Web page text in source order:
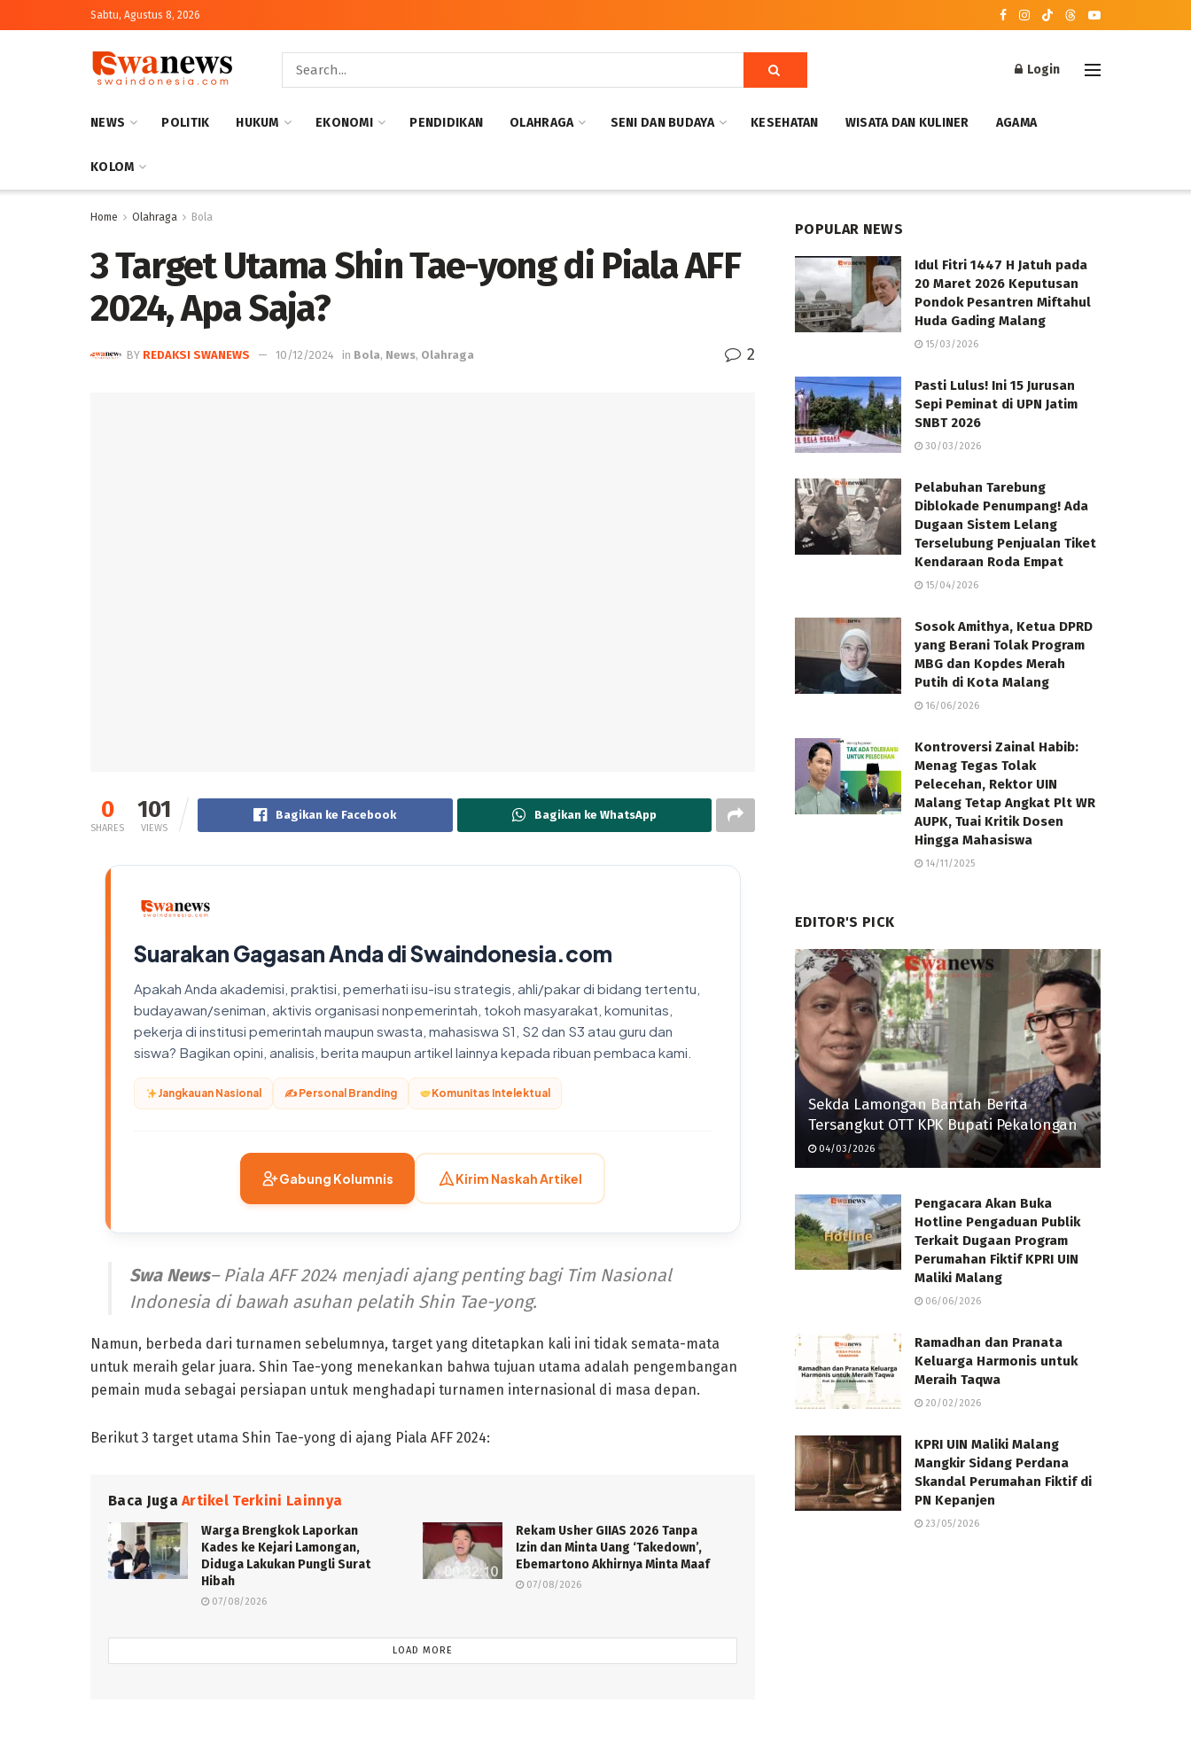
Sabtu, Agustus 8, 2026
Login
NEWS POLITIK HUKUM EKONOMI PENDIDIKAN OLAHRAGA SENI DAN BUDAYA KESEHATAN WISATA DAN KULINER AGAMA
KOLOM
Home Olahraga Bola
3 Target Utama Shin Tae-yong di Piala AFF
2024, Apa Saja?
BY REDAKSI SWANEWS 10/12/2024 in Bola, News, Olahraga 2
0
SHARES
101
VIEWS
Bagikan ke Facebook Bagikan ke WhatsApp
Suarakan Gagasan Anda di Swaindonesia.com
Apakah Anda akademisi, praktisi, pemerhati isu-isu strategis, ahli/pakar di bidang tertentu,
budayawan/seniman, aktivis organisasi nonpemerintah, tokoh masyarakat, komunitas,
pekerja di institusi pemerintah maupun swasta, mahasiswa S1, S2 dan S3 atau guru dan
siswa? Bagikan opini, analisis, berita maupun artikel lainnya kepada ribuan pembaca kami.
Jangkauan Nasional ✍️ Personal Branding Komunitas Intelektual
Gabung Kolumnis Kirim Naskah Artikel
Swa News– Piala AFF 2024 menjadi ajang penting bagi Tim Nasional
Indonesia di bawah asuhan pelatih Shin Tae-yong.
Namun, berbeda dari turnamen sebelumnya, target yang ditetapkan kali ini tidak semata-mata
untuk meraih gelar juara. Shin Tae-yong menekankan bahwa tujuan utama adalah pengembangan
pemain muda sebagai persiapan untuk menghadapi turnamen internasional di masa depan.
Berikut 3 target utama Shin Tae-yong di ajang Piala AFF 2024:
Baca Juga Artikel Terkini Lainnya
Warga Brengkok Laporkan
Kades ke Kejari Lamongan,
Diduga Lakukan Pungli Surat
Hibah
07/08/2026
Rekam Usher GIIAS 2026 Tanpa
Izin dan Minta Uang ‘Takedown’,
Ebemartono Akhirnya Minta Maaf
07/08/2026
LOAD MORE
POPULAR NEWS
Idul Fitri 1447 H Jatuh pada
20 Maret 2026 Keputusan
Pondok Pesantren Miftahul
Huda Gading Malang
15/03/2026
Pasti Lulus! Ini 15 Jurusan
Sepi Peminat di UPN Jatim
SNBT 2026
30/03/2026
Pelabuhan Tarebung
Diblokade Penumpang! Ada
Dugaan Sistem Lelang
Terselubung Penjualan Tiket
Kendaraan Roda Empat
15/04/2026
Sosok Amithya, Ketua DPRD
yang Berani Tolak Program
MBG dan Kopdes Merah
Putih di Kota Malang
16/06/2026
Kontroversi Zainal Habib:
Menag Tegas Tolak
Pelecehan, Rektor UIN
Malang Tetap Angkat Plt WR
AUPK, Tuai Kritik Dosen
Hingga Mahasiswa
14/11/2025
EDITOR'S PICK
Sekda Lamongan Bantah Berita
Tersangkut OTT KPK Bupati Pekalongan
04/03/2026
Pengacara Akan Buka
Hotline Pengaduan Publik
Terkait Dugaan Program
Perumahan Fiktif KPRI UIN
Maliki Malang
06/06/2026
Ramadhan dan Pranata
Keluarga Harmonis untuk
Meraih Taqwa
20/02/2026
KPRI UIN Maliki Malang
Mangkir Sidang Perdana
Skandal Perumahan Fiktif di
PN Kepanjen
23/05/2026